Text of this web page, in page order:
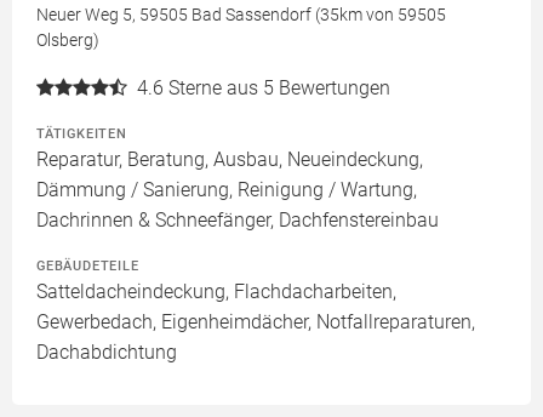
Neuer Weg 5, 59505 Bad Sassendorf (35km von 59505
Olsberg)
4.6 Sterne aus 5 Bewertungen
TÄTIGKEITEN
Reparatur, Beratung, Ausbau, Neueindeckung,
Dämmung / Sanierung, Reinigung / Wartung,
Dachrinnen & Schneefänger, Dachfenstereinbau
GEBÄUDETEILE
Satteldacheindeckung, Flachdacharbeiten,
Gewerbedach, Eigenheimdächer, Notfallreparaturen,
Dachabdichtung